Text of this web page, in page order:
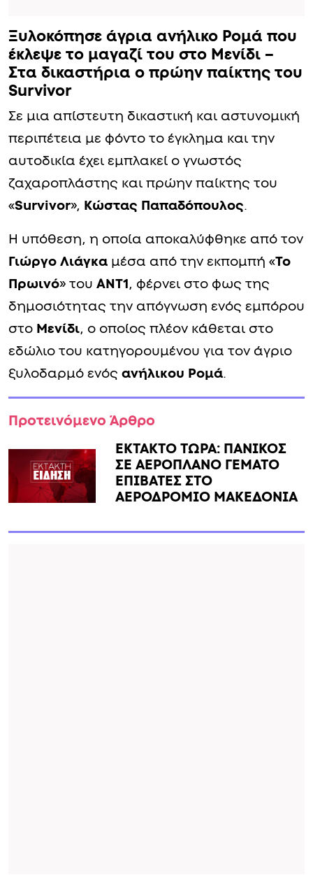
Ξυλοκόπησε άγρια ανήλικο Ρομά που
έκλεψε το μαγαζί του στο Μενίδι –
Στα δικαστήρια ο πρώην παίκτης του
Survivor
Σε μια απίστευτη δικαστική και αστυνομική
περιπέτεια με φόντο το έγκλημα και την
αυτοδικία έχει εμπλακεί ο γνωστός
ζαχαροπλάστης και πρώην παίκτης του
«Survivor», Κώστας Παπαδόπουλος.
Η υπόθεση, η οποία αποκαλύφθηκε από τον
Γιώργο Λιάγκα μέσα από την εκπομπή «Το
Πρωινό» του ΑΝΤ1 , φέρνει στο φως της
δημοσιότητας την απόγνωση ενός εμπόρου
στο Μενίδι, ο οποίος πλέον κάθεται στο
εδώλιο του κατηγορουμένου για τον άγριο
ξυλοδαρμό ενός ανήλικου Ρομά.
Προτεινόμενο Άρθρο
ΕΚΤΑΚΤΟ ΤΩΡΑ: ΠΑΝΙΚΟΣ
ΣΕ ΑΕΡΟΠΛΑΝΟ ΓΕΜΑΤΟ
ΕΠΙΒΑΤΕΣ ΣΤΟ
ΑΕΡΟΔΡΟΜΙΟ ΜΑΚΕΔΟΝΙΑ